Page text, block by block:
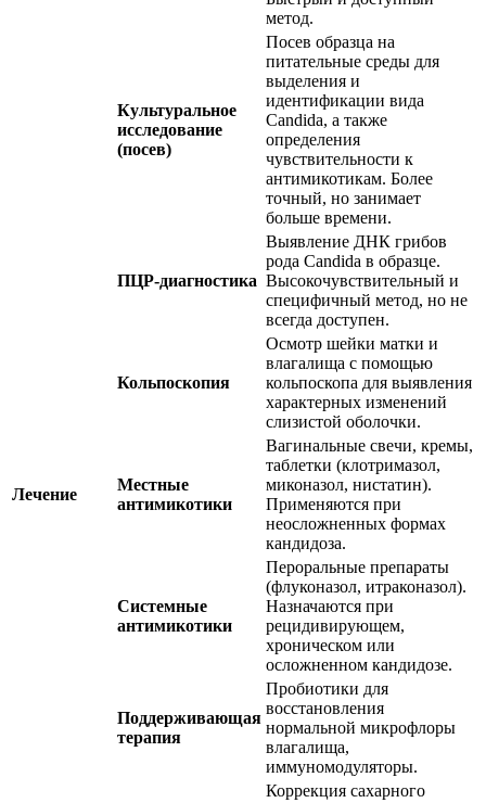
метод.
Культуральное
исследование
(посев)
Посев образца на
питательные среды для
выделения и
идентификации вида
Candida, а также
определения
чувствительности к
антимикотикам. Более
точный, но занимает
больше времени.
ПЦР-диагностика
Выявление ДНК грибов
рода Candida в образце.
Высокочувствительный и
специфичный метод, но не
всегда доступен.
Кольпоскопия
Осмотр шейки матки и
влагалища с помощью
кольпоскопа для выявления
характерных изменений
слизистой оболочки.
Лечение
Местные
антимикотики
Вагинальные свечи, кремы,
таблетки (клотримазол,
миконазол, нистатин).
Применяются при
неосложненных формах
кандидоза.
Системные
антимикотики
Пероральные препараты
(флуконазол, итраконазол).
Назначаются при
рецидивирующем,
хроническом или
осложненном кандидозе.
Поддерживающая
терапия
Пробиотики для
восстановления
нормальной микрофлоры
влагалища,
иммуномодуляторы.
Коррекция сахарного